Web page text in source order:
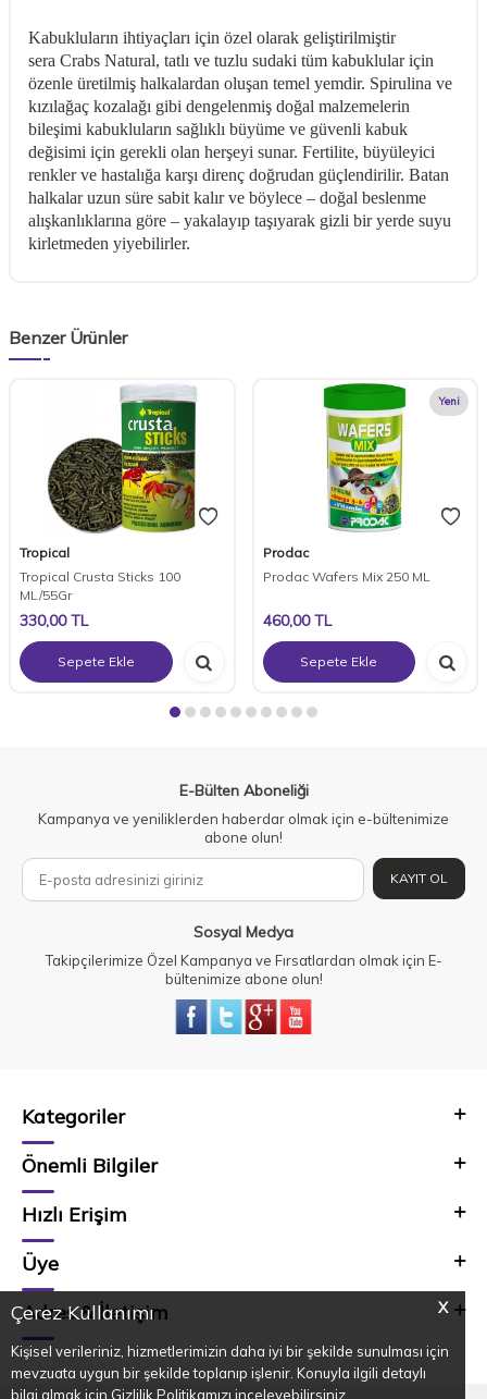
X
Çerez Kullanımı
Kişisel verileriniz, hizmetlerimizin daha iyi bir şekilde sunulması için
mevzuata uygun bir şekilde toplanıp işlenir. Konuyla ilgili detaylı
bilgi almak için Gizlilik Politikamızı inceleyebilirsiniz.
Kabukluların ihtiyaçları için özel olarak geliştirilmiştir
sera Crabs Natural, tatlı ve tuzlu sudaki tüm kabuklular için
özenle üretilmiş halkalardan oluşan temel yemdir. Spirulina ve
kızılağaç kozalağı gibi dengelenmiş doğal malzemelerin
bileşimi kabukluların sağlıklı büyüme ve güvenli kabuk
değisimi için gerekli olan herşeyi sunar. Fertilite, büyüleyici
renkler ve hastalığa karşı direnç doğrudan güçlendirilir. Batan
halkalar uzun süre sabit kalır ve böylece – doğal beslenme
alışkanlıklarına göre – yakalayıp taşıyarak gizli bir yerde suyu
kirletmeden yiyebilirler.
Benzer Ürünler
Tropical
Tropical Crusta Sticks 100
ML/55Gr
330,00TL
Sepete Ekle
Yeni
Prodac
Prodac Wafers Mix 250 ML
460,00TL
Sepete Ekle
E-Bülten Aboneliği
Kampanya ve yeniliklerden haberdar olmak için e-bültenimize
abone olun!
KAYIT OL
Sosyal Medya
Takipçilerimize Özel Kampanya ve Fırsatlardan olmak için E-
bültenimize abone olun!
Kategoriler
Önemli Bilgiler
Hızlı Erişim
Üye
Adres & İletişim